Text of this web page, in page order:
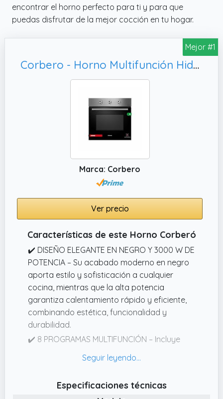
encontrar el horno perfecto para ti y para que
puedas disfrutar de la mejor cocción en tu hogar.
Mejor #1
Corbero - Horno Multifunción Hidrolítico 65L | CCHM350MX | Limpieza Hidrólisis | 8 Programas | (L)59.5 x (A)59.5x57.5 (H) cm | Luz Interior | Puerta Doble Cristal | 3000W Potencia | Negro
Marca: Corbero
Ver precio
Características de este Horno Corberó
✔️ DISEÑO ELEGANTE EN NEGRO Y 3000 W DE
POTENCIA – Su acabado moderno en negro
aporta estilo y sofisticación a cualquier
cocina, mientras que la alta potencia
garantiza calentamiento rápido y eficiente,
combinando estética, funcionalidad y
durabilidad.
✔️ 8 PROGRAMAS MULTIFUNCIÓN – Incluye
y cocción lenta, ofreciendo máxima
control total sobre tiempo y temperatura
Especificaciones técnicas